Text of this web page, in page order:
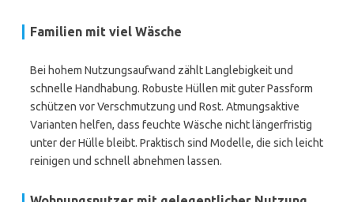
Familien mit viel Wäsche
Bei hohem Nutzungsaufwand zählt Langlebigkeit und
schnelle Handhabung. Robuste Hüllen mit guter Passform
schützen vor Verschmutzung und Rost. Atmungsaktive
Varianten helfen, dass feuchte Wäsche nicht längerfristig
unter der Hülle bleibt. Praktisch sind Modelle, die sich leicht
reinigen und schnell abnehmen lassen.